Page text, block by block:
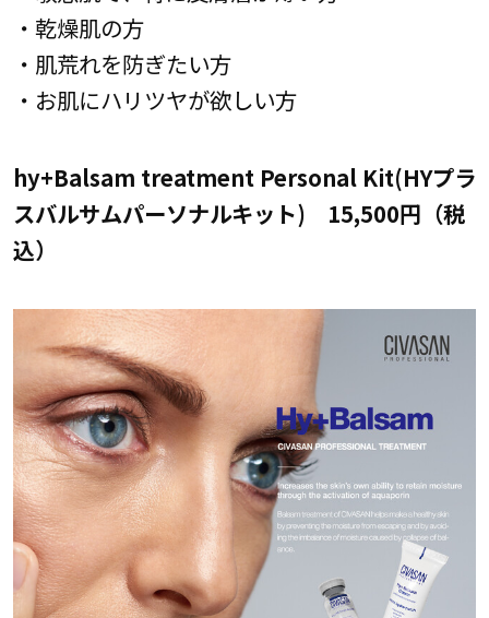
・乾燥肌の方
・肌荒れを防ぎたい方
・お肌にハリツヤが欲しい方
hy+Balsam treatment Personal Kit(HYプラ
スバルサムパーソナルキット) 15,500円（税
込）